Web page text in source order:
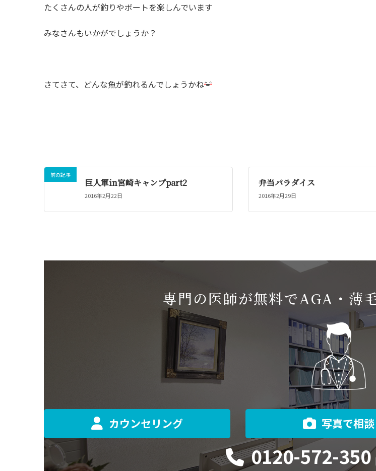
たくさんの人が釣りやボートを楽しんでいます
みなさんもいかがでしょうか？
さてさて、どんな魚が釣れるんでしょうかね
前の記事
巨人軍in宮崎キャンプpart2
2016年2月22日
弁当パラダイス
2016年2月29日
専門の医師が無料でAGA・薄
カウンセリング 写真で相談
0120-572-350